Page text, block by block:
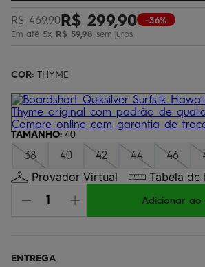
R$ 469,90R$ 299,90
Em até 5x R$ 59,98 sem juros
-36%
COR: THYME
TAMANHO: 40
38 40 42 44 46
Provador Virtual Tabela de
Adicionar ao
5º bermuda
6º óculos
9º chinelo
10º calça